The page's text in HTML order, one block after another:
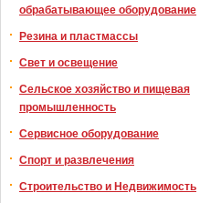
обрабатывающее оборудование
Резина и пластмассы
Свет и освещение
Сельское хозяйство и пищевая
промышленность
Сервисное оборудование
Спорт и развлечения
Строительство и Недвижимость